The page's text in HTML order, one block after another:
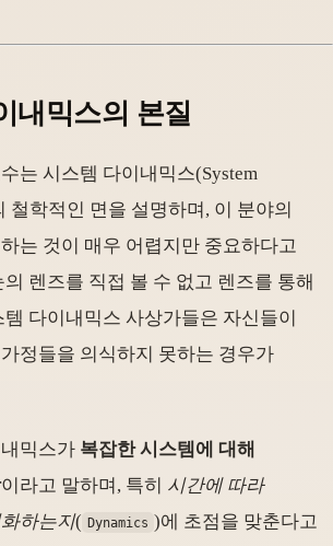
내믹스의 본질
는 시스템 다이내믹스(System
철학적인 면을 설명하며, 이 분야의
는 것이 매우 어렵지만 중요하다고
렌즈를 직접 볼 수 없고 렌즈를 통해
다이내믹스 사상가들은 자신들이
정들을 의식하지 못하는 경우가
믹스가 복잡한 시스템에 대해
이라고 말하며, 특히 시간에 따라
하는지( Dynamics )에 초점을 맞춘다고